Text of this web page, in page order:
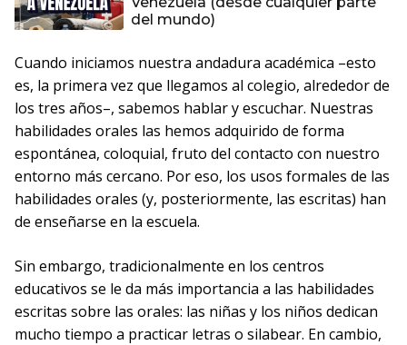
del mundo)
Cuando iniciamos nuestra andadura académica –esto
es, la primera vez que llegamos al colegio, alrededor de
los tres años–, sabemos hablar y escuchar. Nuestras
habilidades orales las hemos adquirido de forma
espontánea, coloquial, fruto del contacto con nuestro
entorno más cercano. Por eso, los usos formales de las
habilidades orales (y, posteriormente, las escritas) han
de enseñarse en la escuela.
Sin embargo, tradicionalmente en los centros
educativos se le da más importancia a las habilidades
escritas sobre las orales: las niñas y los niños dedican
mucho tiempo a practicar letras o silabear. En cambio,